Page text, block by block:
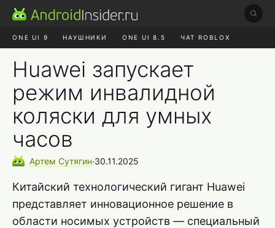
ONE UI 9 НАУШНИКИ ONE UI 8.5 ЧАТ ROBLOX
Huawei запускает
режим инвалидной
коляски для умных
часов
Артем Сутягин∙30.11.2025
Китайский технологический гигант Huawei
представляет инновационное решение в
области носимых устройств — специальный